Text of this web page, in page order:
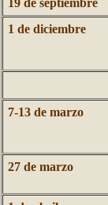
19 de septiembre
1 de diciembre
7-13 de marzo
27 de marzo